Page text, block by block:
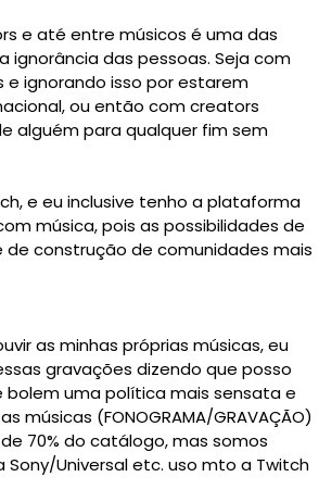
e até entre músicos é uma das
ignorância das pessoas. Seja com
ignorando isso por estarem
ou então com creators
alguém para qualquer fim sem
e eu inclusive tenho a plataforma
música, pois as possibilidades de
construção de comunidades mais
as minhas próprias músicas, eu
gravações dizendo que posso
uma política mais sensata e
músicas (FONOGRAMA/GRAVAÇÃO)
70% do catálogo, mas somos
Universal etc. uso mto a Twitch